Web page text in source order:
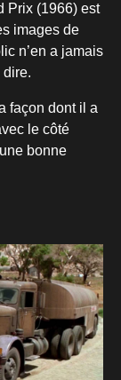
Prix (1966) est
images de
n’en a jamais
dire.
façon dont il a
le côté
bonne